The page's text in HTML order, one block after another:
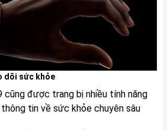
dõi sức khỏe
cũng được trang bị nhiều tính năng
tin về sức khỏe chuyên sâu